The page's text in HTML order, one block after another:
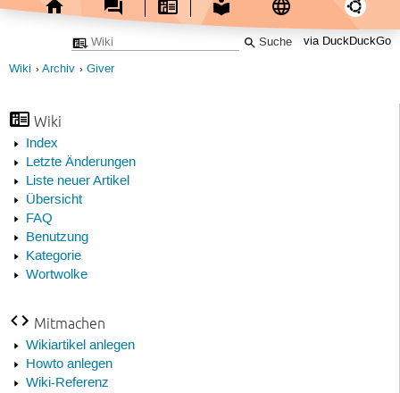
via DuckDuckGo
Wiki Archiv Giver
Wiki
Index
Letzte Änderungen
Liste neuer Artikel
Übersicht
FAQ
Benutzung
Kategorie
Wortwolke
Mitmachen
Wikiartikel anlegen
Howto anlegen
Wiki-Referenz